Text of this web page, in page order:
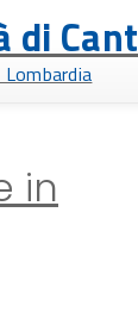
di